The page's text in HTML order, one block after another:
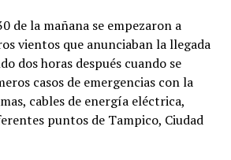
de la mañana se empezaron a
vientos que anunciaban la llegada
dos horas después cuando se
casos de emergencias con la
cables de energía eléctrica,
puntos de Tampico, Ciudad